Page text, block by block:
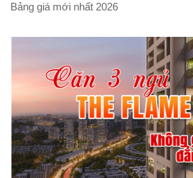
Bảng giá mới nhất 2026